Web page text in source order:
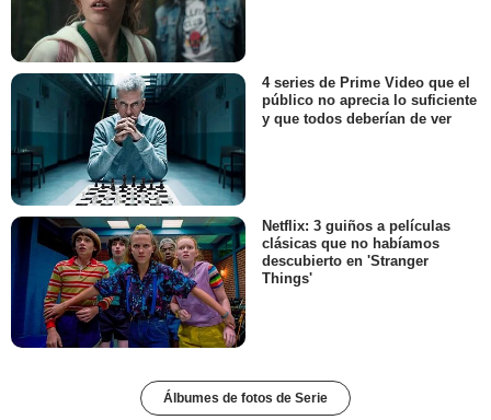
4 series de Prime Video que el
público no aprecia lo suficiente
y que todos deberían de ver
Netflix: 3 guiños a películas
clásicas que no habíamos
descubierto en 'Stranger
Things'
Álbumes de fotos de Serie